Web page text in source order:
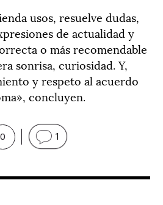
usos, resuelve dudas,
de actualidad y
o más recomendable
sonrisa, curiosidad. Y,
y respeto al acuerdo
concluyen.
0 1